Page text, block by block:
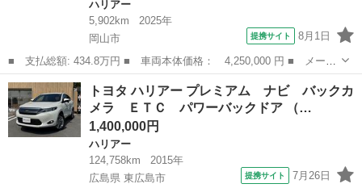
ハリアー
5,902km
2025年
岡山市
提携サイト 8月1日
■ 支払総額: 434.8万円 ■ 車両本体価格： 4,250,000 円 ■ メーカ
ー名： トヨタ ■ 車種名： ハリアー ■ グレード名： Ｚ レザ
ーパッケージ トヨタ認定中古車 革シート フルセグ メモリーナ
ビ バッ...
岡山 岡山市 ハリアー
トヨタ ハリアー プレミアム ナビ バックカ
メラ ＥＴＣ パワーバックドア （…
1,400,000円
ハリアー
124,758km
2015年
広島県 東広島市
提携サイト 7月26日